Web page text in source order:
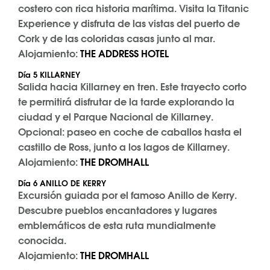
costero con rica historia marítima. Visita la Titanic
Experience y disfruta de las vistas del puerto de
Cork y de las coloridas casas junto al mar.
Alojamiento:THE ADDRESS HOTEL
Día 5 KILLARNEY
Salida hacia Killarney en tren. Este trayecto corto
te permitirá disfrutar de la tarde explorando la
ciudad y el Parque Nacional de Killarney.
Opcional: paseo en coche de caballos hasta el
castillo de Ross, junto a los lagos de Killarney.
Alojamiento:THE DROMHALL
Día 6 ANILLO DE KERRY
Excursión guiada por el famoso Anillo de Kerry.
Descubre pueblos encantadores y lugares
emblemáticos de esta ruta mundialmente
conocida.
Alojamiento:THE DROMHALL